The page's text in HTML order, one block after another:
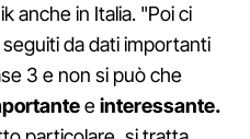
anche in Italia. "Poi ci
da dati importanti
3 e non si può che
einteressante.